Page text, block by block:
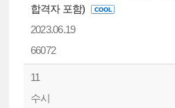
합격자 포함)
2023.06.19
66072
11
수시